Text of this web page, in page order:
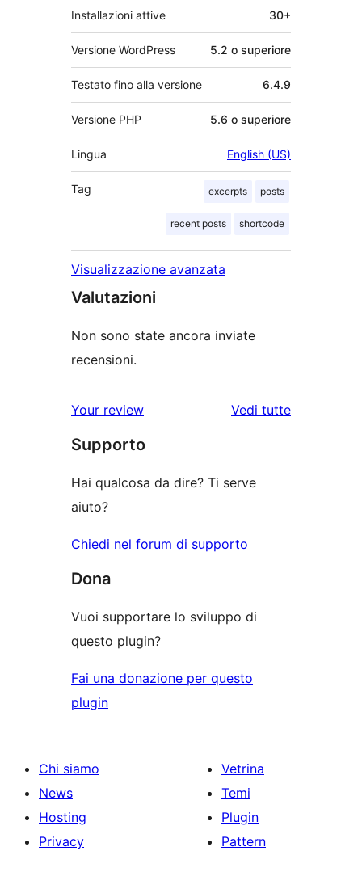
Installazioni attive 30+
Versione WordPress 5.2 o superiore
Testato fino alla versione 6.4.9
Versione PHP 5.6 o superiore
Lingua English (US)
Tag excerpts posts
recent posts shortcode
Visualizzazione avanzata
Valutazioni
Non sono state ancora inviate
recensioni.
Your review
Vedi tutte
Supporto
Hai qualcosa da dire? Ti serve
aiuto?
Chiedi nel forum di supporto
Dona
Vuoi supportare lo sviluppo di
questo plugin?
Fai una donazione per questo
plugin
Chi siamo
News
Hosting
Privacy
Vetrina
Temi
Plugin
Pattern